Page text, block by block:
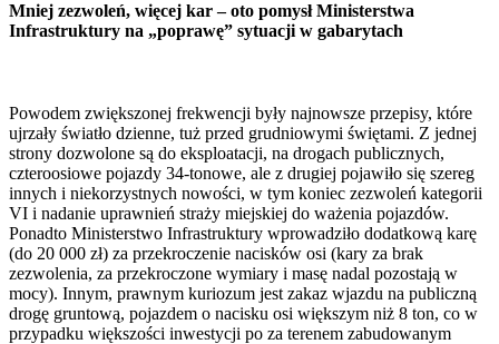
Mniej zezwoleń, więcej kar – oto pomysł Ministerstwa
Infrastruktury na „poprawę” sytuacji w gabarytach
Powodem zwiększonej frekwencji były najnowsze przepisy, które
ujrzały światło dzienne, tuż przed grudniowymi świętami. Z jednej
strony dozwolone są do eksploatacji, na drogach publicznych,
czteroosiowe pojazdy 34-tonowe, ale z drugiej pojawiło się szereg
innych i niekorzystnych nowości, w tym koniec zezwoleń kategorii
VI i nadanie uprawnień straży miejskiej do ważenia pojazdów.
Ponadto Ministerstwo Infrastruktury wprowadziło dodatkową karę
(do 20 000 zł) za przekroczenie nacisków osi (kary za brak
zezwolenia, za przekroczone wymiary i masę nadal pozostają w
mocy). Innym, prawnym kuriozum jest zakaz wjazdu na publiczną
drogę gruntową, pojazdem o nacisku osi większym niż 8 ton, co w
przypadku większości inwestycji po za terenem zabudowanym